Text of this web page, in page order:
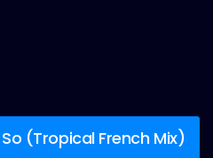
(Tropical French Mix)